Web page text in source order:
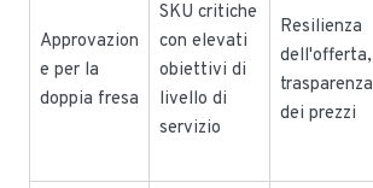
Approvazion
e per la
doppia fresa
SKU critiche
con elevati
obiettivi di
livello di
servizio
Resilienza
dell'offerta,
trasparenza
dei prezzi